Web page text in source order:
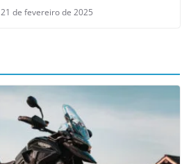
21 de fevereiro de 2025